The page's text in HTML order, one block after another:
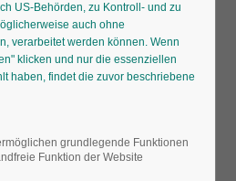
farbigem
US-Behörden, zu Kontroll- und zu
auch ohne
verarbeitet werden können. Wenn
klicken und nur die essenziellen
haben, findet die zuvor beschriebene
grundlegende Funktionen
Funktion der Website